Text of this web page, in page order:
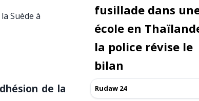
de la
fusillade dans
école en
la police révise le
bilan
Rudaw 24